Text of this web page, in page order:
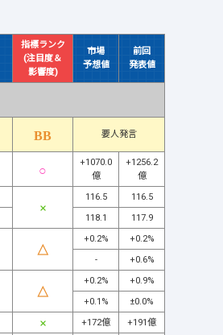
指標ランク
(注目度＆
影響度)
市場
予想値
前回
発表値
要人発言
+1070.0
億
+1256.2
億
116.5
116.5
118.1 117.9
+0.2%
+0.2%
-
+0.6%
+0.2%
+0.9%
+0.1%
±0.0%
+172億 +191億